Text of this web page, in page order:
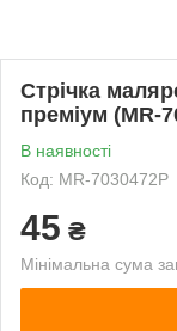
Стрічка
преміум (MR-
В наявності
Код: MR-7030472P
45 ₴
Мінімальна сума